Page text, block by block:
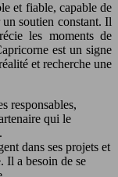
et fiable, capable de
soutien constant. Il
les moments de
est un signe
et recherche une
responsables,
qui le
dans ses projets et
Il a besoin de se